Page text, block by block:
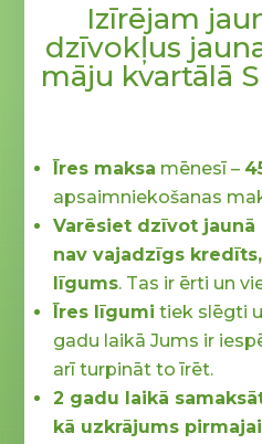
Izīrējam
dzīvokļus
māju kvartālā
Īres maksa mēnesī –
apsaimniekošanas
Varēsiet dzīvot
nav vajadzīgs kredīts,
līgums. Tas ir ērti un
Īres līgumi tiek slēgti
gadu laikā Jums ir
arī turpināt to īrēt.
2 gadu laikā
kā uzkrājums